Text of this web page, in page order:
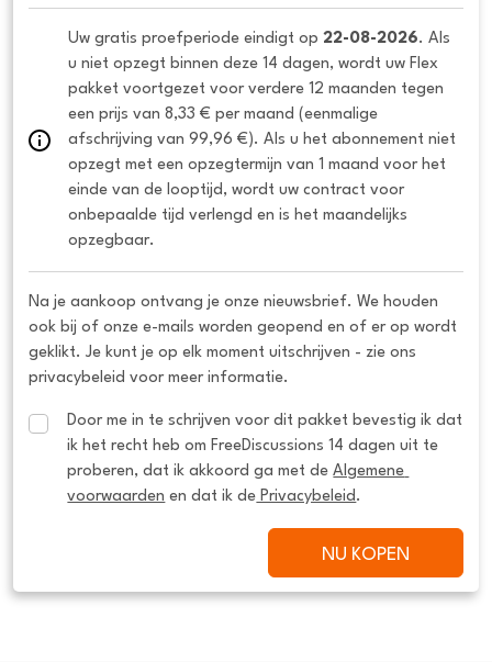
Uw gratis proefperiode eindigt op 22-08-2026. Als
u niet opzegt binnen deze 14 dagen, wordt uw Flex
pakket voortgezet voor verdere 12 maanden tegen
een prijs van 8,33 € per maand (eenmalige
afschrijving van 99,96 €). Als u het abonnement niet
opzegt met een opzegtermijn van 1 maand voor het
einde van de looptijd, wordt uw contract voor
onbepaalde tijd verlengd en is het maandelijks
opzegbaar.
Na je aankoop ontvang je onze nieuwsbrief. We houden
ook bij of onze e-mails worden geopend en of er op wordt
geklikt. Je kunt je op elk moment uitschrijven - zie ons
privacybeleid voor meer informatie.
Door me in te schrijven voor dit pakket bevestig ik dat
ik het recht heb om FreeDiscussions 14 dagen uit te
proberen, dat ik akkoord ga met de Algemene
voorwaarden en dat ik de Privacybeleid .
NU KOPEN